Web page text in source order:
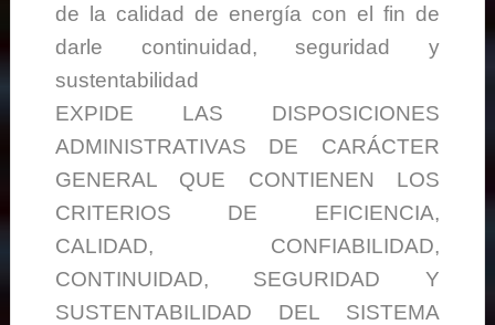
de la calidad de energía con el fin de
darle continuidad, seguridad y
sustentabilidad
EXPIDE LAS DISPOSICIONES
ADMINISTRATIVAS DE CARÁCTER
GENERAL QUE CONTIENEN LOS
CRITERIOS DE EFICIENCIA,
CALIDAD, CONFIABILIDAD,
CONTINUIDAD, SEGURIDAD Y
SUSTENTABILIDAD DEL SISTEMA